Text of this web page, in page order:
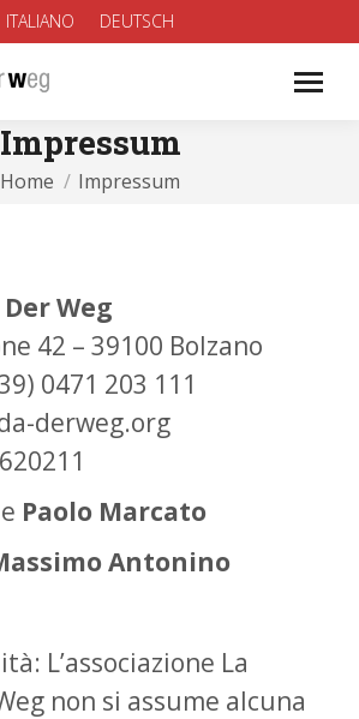
ITALIANO DEUTSCH
Impressum
You are here:
Home Impressum
Weg
42 – 39100 Bolzano
0471 203 111
derweg.org
Paolo Marcato
Antonino
L’associazione La
non si assume alcuna